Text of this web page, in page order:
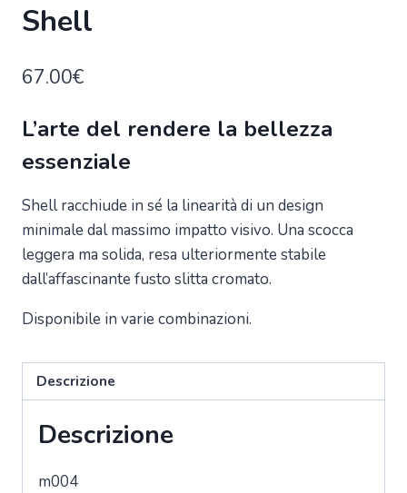
Shell
67.00€
L’arte del rendere la bellezza
essenziale
Shell racchiude in sé la linearità di un design
minimale dal massimo impatto visivo. Una scocca
leggera ma solida, resa ulteriormente stabile
dall’affascinante fusto slitta cromato.
Disponibile in varie combinazioni.
Descrizione
Descrizione
m004